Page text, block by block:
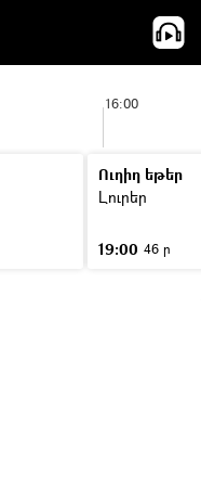
16:00
Ուղիղ եթեր
Լուրեր
19:00 46 ր